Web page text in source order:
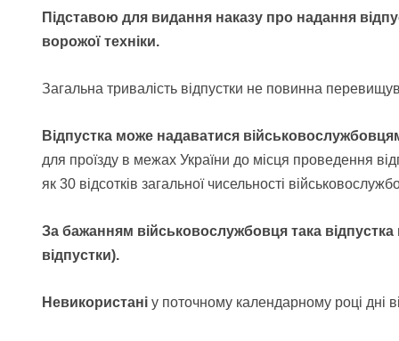
Підставою для видання наказу про надання
ворожої техніки.
Загальна тривалість відпустки не повинна
Відпустка може надаватися
для проїзду в межах України до місця проведення
як 30 відсотків загальної чисельності
За бажанням військовослужбовця така
відпустки).
Невикористані у поточному календарному році дні